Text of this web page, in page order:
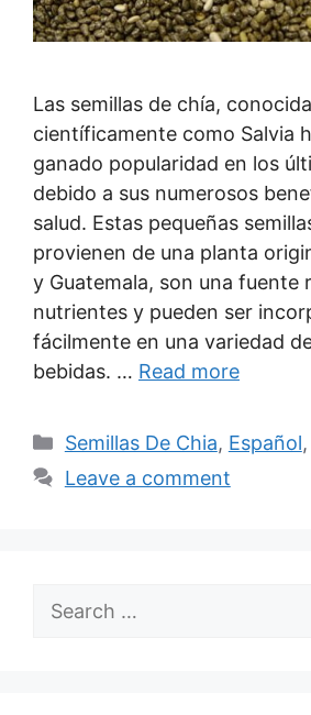
Las semillas de chía,
científicamente como Salvia
ganado popularidad en los
debido a sus numerosos
salud. Estas pequeñas
provienen de una planta
y Guatemala, son una fuente
nutrientes y pueden ser
fácilmente en una variedad
bebidas. … Read more
Categories
Semillas De Chia, Español,
Leave a comment
Search